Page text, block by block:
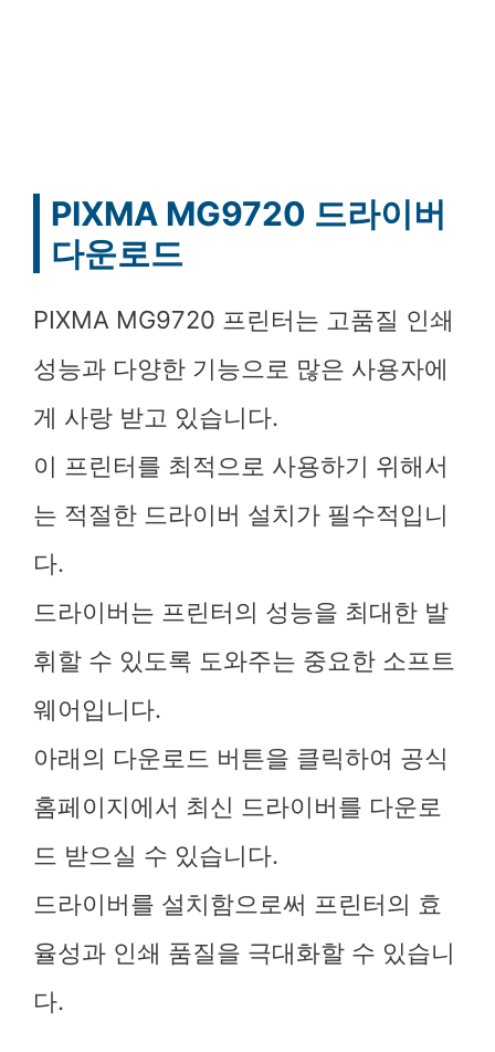
PIXMA MG9720 드라이버
다운로드
PIXMA MG9720 프린터는 고품질 인쇄
성능과 다양한 기능으로 많은 사용자에
게 사랑 받고 있습니다.
이 프린터를 최적으로 사용하기 위해서
는 적절한 드라이버 설치가 필수적입니
다.
드라이버는 프린터의 성능을 최대한 발
휘할 수 있도록 도와주는 중요한 소프트
웨어입니다.
아래의 다운로드 버튼을 클릭하여 공식
홈페이지에서 최신 드라이버를 다운로
드 받으실 수 있습니다.
드라이버를 설치함으로써 프린터의 효
율성과 인쇄 품질을 극대화할 수 있습니
다.